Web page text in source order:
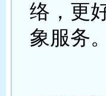
络，更
象服务。